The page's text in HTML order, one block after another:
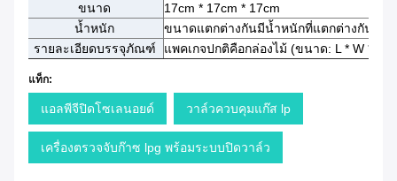
ขนาด
17cm * 17cm * 17cm
น้ำหนัก
ขนาดแตกต่างกันมีน้ำหนักที่แตกต่างกัน
รายละเอียดบรรจุภัณฑ์
แพคเกจปกติคือกล่องไม้ (ขนาด: L * W *
แท็ก:
แอลพีจีปิดโซเลนอยด์ วาล์วควบคุมแก๊ส lp
เครื่องตรวจจับก๊าซ lpg พร้อมระบบปิดวาล์ว